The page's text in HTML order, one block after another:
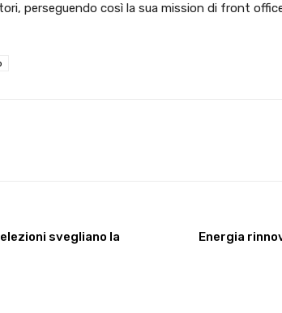
perseguendo così la sua mission di front
svegliano la
Energia